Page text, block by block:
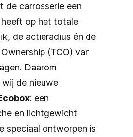
de carrosserie een
op het totale
de actieradius én de
(TCO) van
Daarom
de nieuwe
: een
en lichtgewicht
speciaal ontworpen is